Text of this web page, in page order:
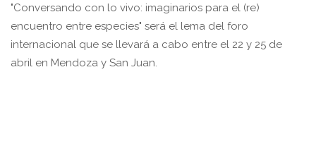
"Conversando con lo vivo: imaginarios para el (re)
encuentro entre especies" será el lema del foro
internacional que se llevará a cabo entre el 22 y 25 de
abril en Mendoza y San Juan.